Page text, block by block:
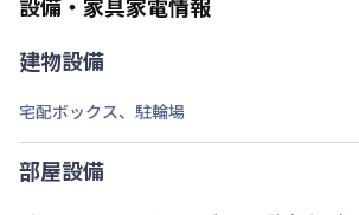
定員
1名
建物設備
宅配ボックス、 駐輪場
部屋設備